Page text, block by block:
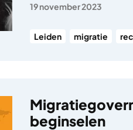
19 november 2023
Leiden migratie
beginselen